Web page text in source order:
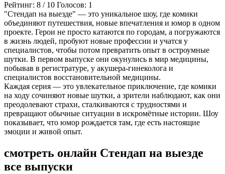
Рейтинг: 8 / 10 Голосов: 1
"Стендап на выезде" — это уникальное шоу, где комики
объединяют путешествия, новые впечатления и юмор в одном
проекте. Герои не просто катаются по городам, а погружаются
в жизнь людей, пробуют новые профессии и учатся у
специалистов, чтобы потом превратить опыт в остроумные
шутки. В первом выпуске они окунулись в мир медицины,
побывав в регистратуре, у акушера-гинеколога и
специалистов восстановительной медицины.
Каждая серия — это увлекательное приключение, где комики
на ходу сочиняют новые шутки, а зрители наблюдают, как они
преодолевают страхи, сталкиваются с трудностями и
превращают обычные ситуации в искромётные истории. Шоу
показывает, что юмор рождается там, где есть настоящие
эмоции и живой опыт.
смотреть онлайн Стендап на выезде
все выпуски